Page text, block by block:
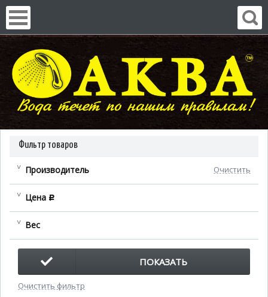
Фильтр товаров
Производитель Очистить
Цена c
Вес
ПОКАЗАТЬ
Очистить фильтр